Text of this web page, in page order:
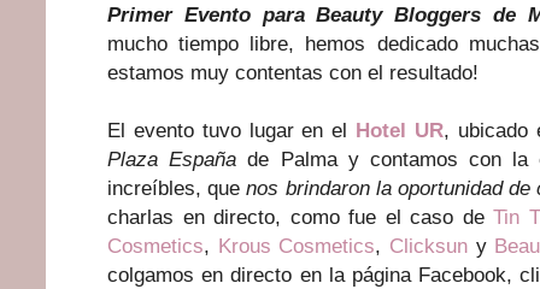
Primer Evento para Beauty Bloggers de
mucho tiempo libre, hemos dedicado
estamos muy contentas con el resultado!
El evento tuvo lugar en el Hotel UR, ubicado
Plaza España de Palma y contamos con la
increíbles, quenos brindaron la oportunidad
charlas en directo, como fue el caso deTin
Cosmetics, Krous Cosmetics, Clicksun y
colgamos en directo en la página Facebook,